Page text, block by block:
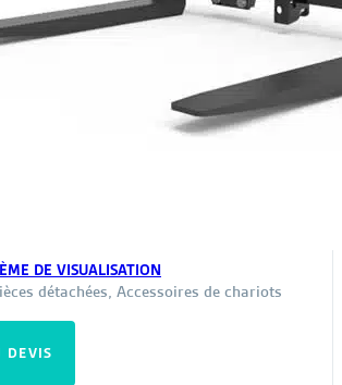
DE VISUALISATION
détachées, Accessoires de chariots
DEVIS